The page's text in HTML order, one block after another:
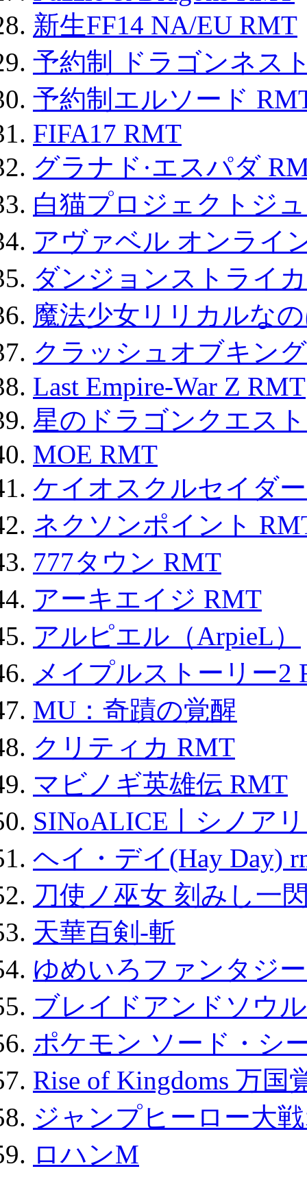
新生FF14 NA/EU RMT
予約制 ドラゴンネス
予約制エルソード
FIFA17 RMT
グラナド·エスパダ
白猫プロジェクトジ
アヴァベル オンライ
ダンジョンストライ
魔法少女リリカルな
クラッシュオブキン
Last Empire-War Z RMT
星のドラゴンクエス
MOE RMT
ケイオスクルセイダ
ネクソンポイント
777タウン RMT
アーキエイジ RMT
アルピエル（ArpieL）
メイプルストーリー2
MU：奇蹟の覚醒
クリティカ RMT
マビノギ英雄伝 RMT
SINoALICE丨シノア
ヘイ・デイ(Hay Day)
刀使ノ巫女 刻みし一
天華百剣-斬
ゆめいろファンタジ
ブレイドアンドソウ
ポケモン ソード・シ
Rise of Kingdoms 万
ジャンプヒーロー大
ロハンM